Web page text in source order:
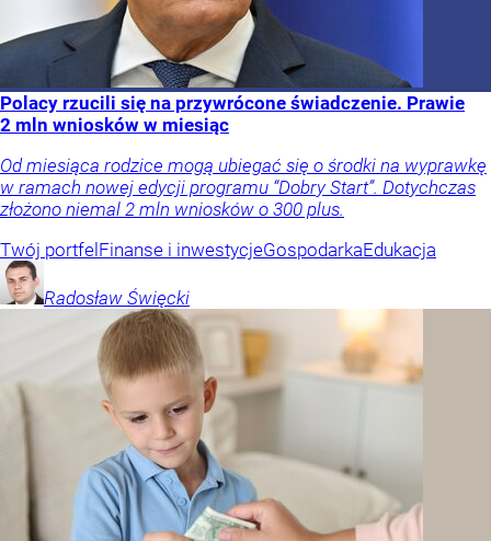
Polacy rzucili się na przywrócone świadczenie. Prawie
2 mln wniosków w miesiąc
Od miesiąca rodzice mogą ubiegać się o środki na wyprawkę
w ramach nowej edycji programu “Dobry Start”. Dotychczas
złożono niemal 2 mln wniosków o 300 plus.
Twój portfel Finanse i inwestycjeGospodarkaEdukacja
Radosław Święcki